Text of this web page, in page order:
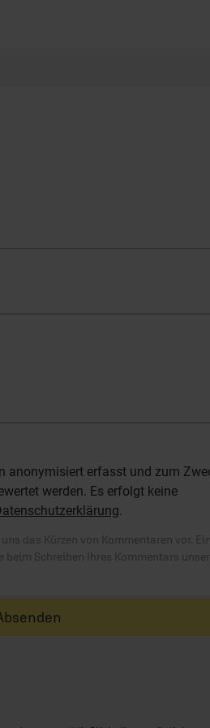
anonymisiert erfasst und zum
werden. Es erfolgt keine
.
das Kürzen von Kommentaren vor.
Schreiben Ihres Kommentars